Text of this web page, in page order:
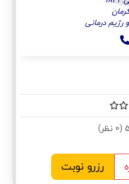
درمانی
رزرو نوبت